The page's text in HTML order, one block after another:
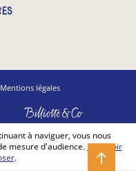
Mentions légales
Billiotte
&
Co
à naviguer, vous nous
mesure d'audience. En savoir
.